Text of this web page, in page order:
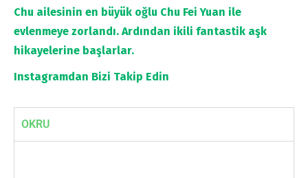
Chu ailesinin en büyük oğlu Chu Fei Yuan ile
evlenmeye zorlandı. Ardından ikili fantastik aşk
hikayelerine başlarlar.
Instagramdan Bizi Takip Edin
OKRU